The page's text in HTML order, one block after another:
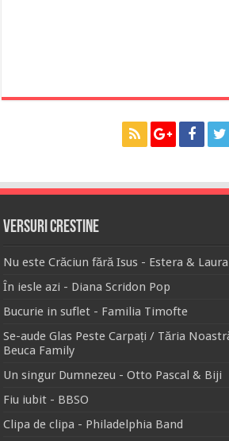
Versuri Crestine
Nu este Crăciun fără Isus - Estera &
În iesle azi - Diana Scridon Pop
Bucurie in suflet - Familia Timofte
Se-aude Glas Peste Carpați / Tăria
Beuca Family
Un singur Dumnezeu - Otto Pascal & Biji
Fiu iubit - BBSO
Clipa de clipa - Philadelphia Band